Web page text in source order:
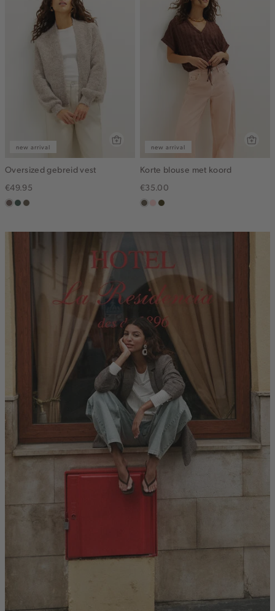
new arrival
Oversized gebreid vest
€49.95
taupe
groen,
bruin
new arrival
Korte blouse met koord
€35.00
middenbruin
pinkgroen,
midden